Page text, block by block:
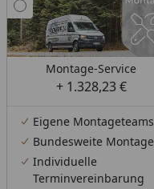
Montage-Service
+ 1.328,23 €
Eigene Montageteams
Bundesweite Montage
Individuelle
Terminvereinbarung